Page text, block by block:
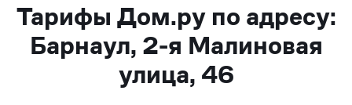
Тарифы Дом.ру по адресу:
Барнаул, 2-я Малиновая
улица, 46